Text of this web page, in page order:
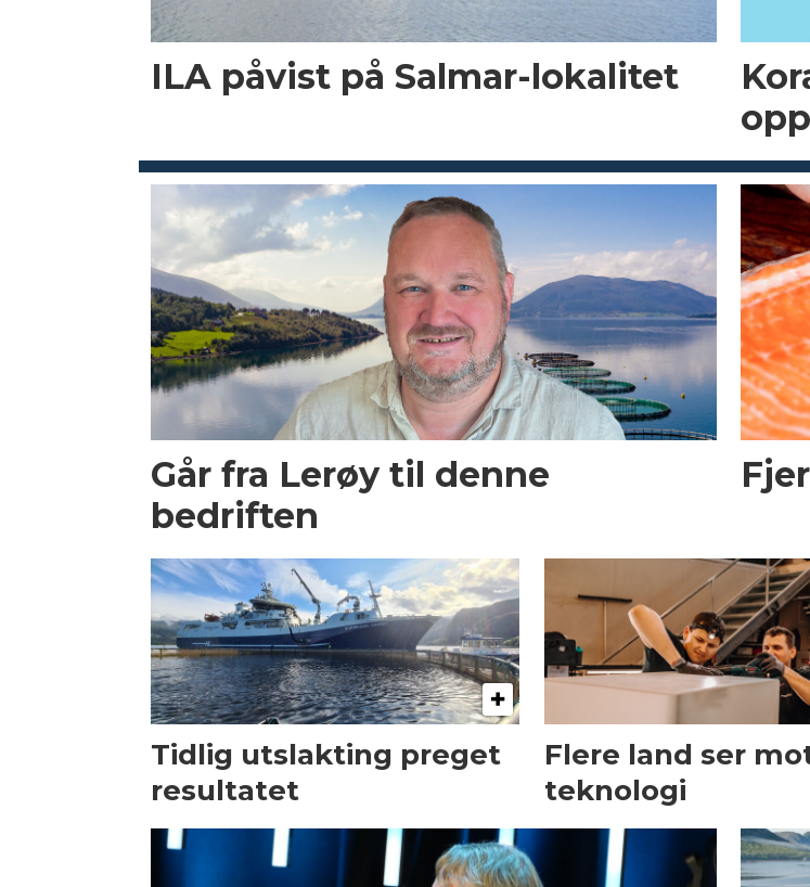
ILA påvist på Salmar-lokalitet
Går fra Lerøy til denne
bedriften
Tidlig utslakting preget
resultatet
Flere land ser
teknologi